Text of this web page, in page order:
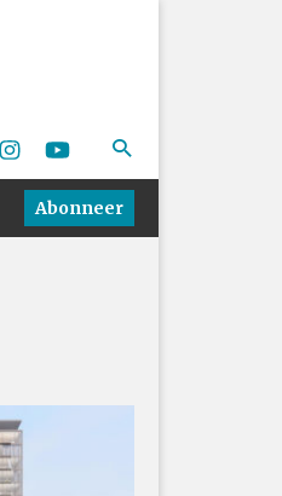
Abonneer